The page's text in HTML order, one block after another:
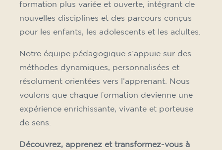
formation plus variée et ouverte, intégrant de
nouvelles disciplines et des parcours conçus
pour les enfants, les adolescents et les adultes.
Notre équipe pédagogique s’appuie sur des
méthodes dynamiques, personnalisées et
résolument orientées vers l’apprenant. Nous
voulons que chaque formation devienne une
expérience enrichissante, vivante et porteuse
de sens.
Découvrez, apprenez et transformez-vous à